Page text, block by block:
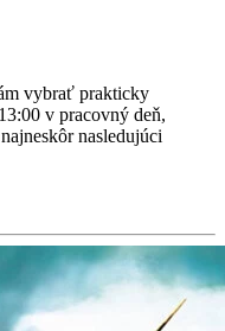
vybrať prakticky
v pracovný deň,
nasledujúci